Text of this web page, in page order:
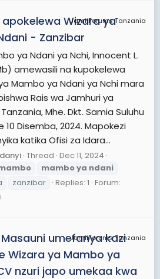
JamiiForums Tanzania
Wizara ya
- Zanzibar
ya Ndani ya Nchi, Innocent L.
amewasili na kupokelewa
Mambo ya Ndani ya Nchi mara
Rais wa Jamhuri ya
Mhe. Dkt. Samia Suluhu
10 Disemba, 2024. Mapokezi
katika Ofisi za Idara...
Thread Dec 11, 2024
mamboya ndani
zanzibar Replies: 1 Forum:
JamiiForums Tanzania
Masauni umefanya kazi
Wizara ya Mambo ya
nzuri japo umekaa kwa